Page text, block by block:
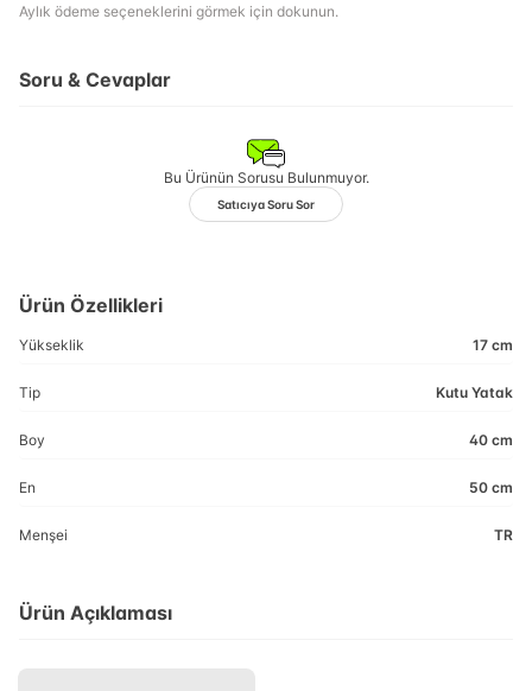
Aylık ödeme seçeneklerini görmek için dokunun.
Soru & Cevaplar
Bu Ürünün Sorusu Bulunmuyor.
Satıcıya Soru Sor
Ürün Özellikleri
Yükseklik 17 cm
Tip Kutu Yatak
Boy 40 cm
En 50 cm
Menşei TR
Ürün Açıklaması